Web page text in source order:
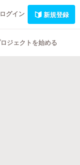
ログイン 新規登録
ジェクトを始める